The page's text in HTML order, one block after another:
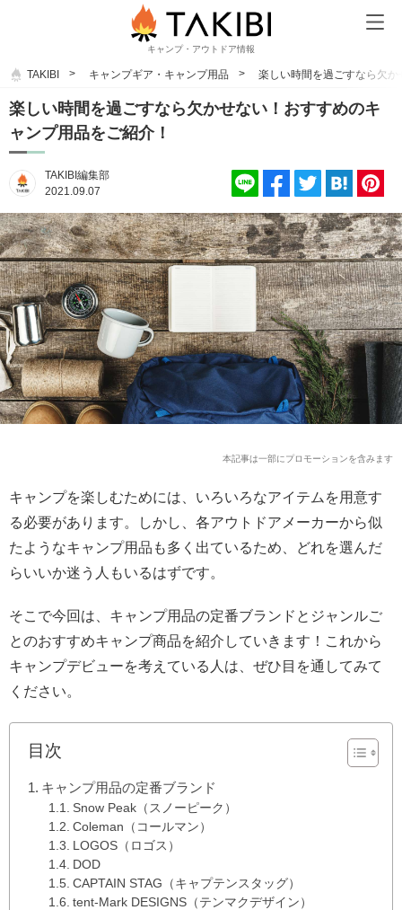
キャンプ・アウトドア情報
TAKIBI キャンプギア・キャンプ用品 楽しい時間を過ごすなら欠
楽しい時間を過ごすなら欠かせない！おすすめのキ
ャンプ用品をご紹介！
TAKIBI編集部
2021.09.07
本記事は一部にプロモーションを含みます
キャンプを楽しむためには、いろいろなアイテムを用意す
る必要があります。しかし、各アウトドアメーカーから似
たようなキャンプ用品も多く出ているため、どれを選んだ
らいいか迷う人もいるはずです。
そこで今回は、キャンプ用品の定番ブランドとジャンルご
とのおすすめキャンプ商品を紹介していきます！これから
キャンプデビューを考えている人は、ぜひ目を通してみて
ください。
目次
キャンプ用品の定番ブランド
Snow Peak（スノーピーク）
Coleman（コールマン）
LOGOS（ロゴス）
DOD
CAPTAIN STAG（キャプテンスタッグ）
tent-Mark DESIGNS（テンマクデザイン）